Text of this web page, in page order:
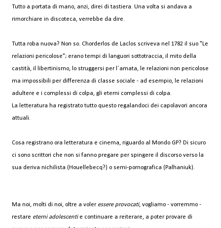
Tutto a portata di mano, anzi, direi di tastiera. Una volta si andava a
rimorchiare in discoteca, verrebbe da dire.
Tutta roba nuova? Non so. Chorderlos de Laclos scriveva nel 1782 il suo "Le
relazioni pericolose"; erano tempi di languori sottotraccia, il mito della
castità, il libertinismo, lo struggersi per l´amata, le relazioni non pericolose
ma impossibili per differenza di classe sociale - ad esempio, le relazioni
adultere e i complessi di colpa, gli eterni complessi di colpa.
La letteratura ha registrato tutto questo regalandoci dei capolavori ancora
attuali.
Cosa registrano ora letteratura e cinema, riguardo al Mondo GP? Di sicuro
ci sono scrittori che non si fanno pregare per spingere il discorso verso la
sua deriva nichilista (Houellebecq?) o semi-pornografica (Palhaniuk).
Ma noi, molti di noi, oltre a voler essere provocati, vogliamo - vorremmo -
restare eterni adolescentie continuare a reiterare, a poter provare di